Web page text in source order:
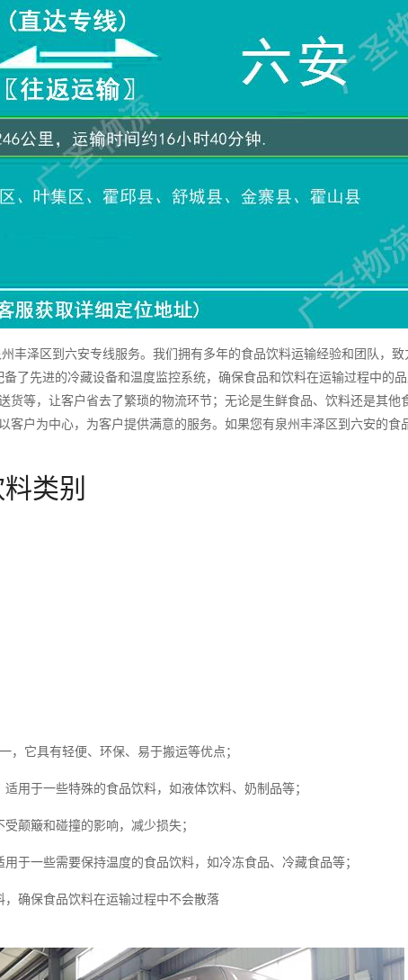
泽区到六安专线服务。我们拥有多年的食品饮料运输经验和团队，致
了先进的冷藏设备和温度监控系统，确保食品和饮料在运输过程中的品
货等，让客户省去了繁琐的物流环节；无论是生鲜食品、饮料还是其他
客户为中心，为客户提供满意的服务。如果您有泉州丰泽区到六安的食
类别
它具有轻便、环保、易于搬运等优点；
用于一些特殊的食品饮料，如液体饮料、奶制品等；
颠簸和碰撞的影响，减少损失；
于一些需要保持温度的食品饮料，如冷冻食品、冷藏食品等；
确保食品饮料在运输过程中不会散落